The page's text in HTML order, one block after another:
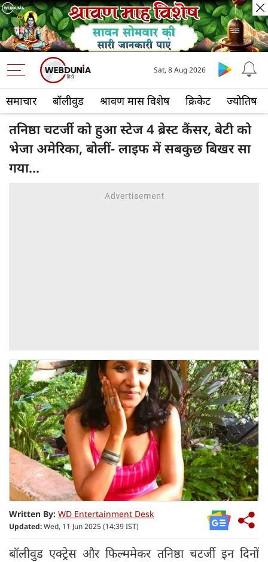
समाचार बॉलीवुड श्रावण मास विशेष क्रिकेट ज्योतिष
Sat, 8 Aug 2026
तनिष्ठा चटर्जी को हुआ स्टेज 4 ब्रेस्ट कैंसर, बेटी को
भेजा अमेरिका, बोलीं- लाइफ में सबकुछ बिखर सा
गया...
Written By: WD Entertainment Desk
Updated:Wed, 11 Jun 2025 (14:39 IST)
बॉलीवुड एक्ट्रेस और फिल्ममेकर तनिष्ठा चटर्जी इन दिनों